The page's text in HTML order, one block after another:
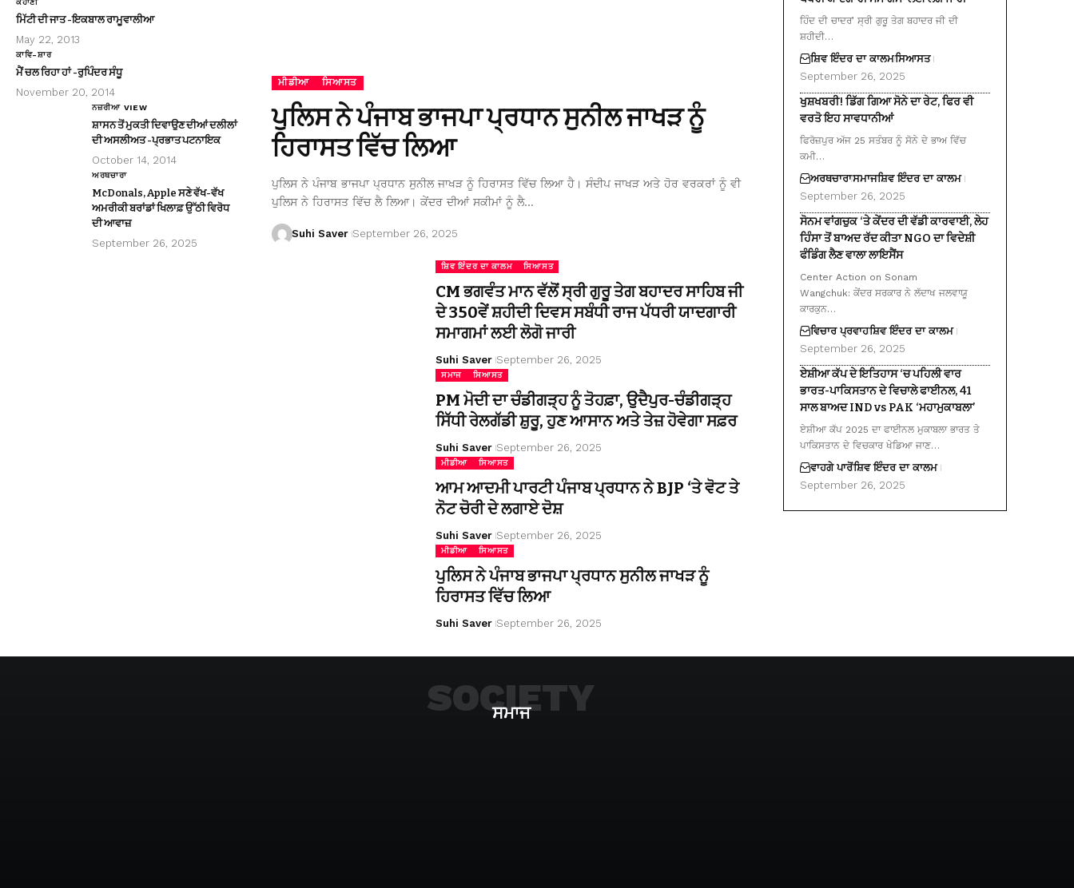
ਮਿੱਟੀ ਦੀ ਜਾਤ -ਇਕਬਾਲ ਰਾਮੂਵਾਲੀਆ
May 22, 2013
ਕਾਵਿ-ਸ਼ਾਰ
ਮੈਂ ਚਲ ਰਿਹਾ ਹਾਂ -ਰੁਪਿੰਦਰ ਸੰਧੂ
November 20, 2014
ਨਜ਼ਰੀਆ VIEW
ਸ਼ਾਸਨ ਤੋਂ ਮੁਕਤੀ ਦਿਵਾਉਣ ਦੀਆਂ ਦਲੀਲਾਂ
ਦੀ ਅਸਲੀਅਤ -ਪ੍ਰਭਾਤ ਪਟਨਾਇਕ
October 14, 2014
ਅਰਥਚਾਰਾ
McDonals, Apple ਸਣੇ ਵੱਖ-ਵੱਖ
ਅਮਰੀਕੀ ਬਰਾਂਡਾਂ ਖਿਲਾਫ਼ ਉੱਠੀ ਵਿਰੋਧ
ਦੀ ਆਵਾਜ਼
September 26, 2025
ਮੀਡੀਆ ਸਿਆਸਤ
ਪੁਲਿਸ ਨੇ ਪੰਜਾਬ ਭਾਜਪਾ ਪ੍ਰਧਾਨ ਸੁਨੀਲ ਜਾਖੜ ਨੂੰ
ਹਿਰਾਸਤ ਵਿੱਚ ਲਿਆ
ਪੁਲਿਸ ਨੇ ਪੰਜਾਬ ਭਾਜਪਾ ਪ੍ਰਧਾਨ ਸੁਨੀਲ ਜਾਖੜ ਨੂੰ ਹਿਰਾਸਤ ਵਿੱਚ ਲਿਆ ਹੈ। ਸੰਦੀਪ ਜਾਖੜ ਅਤੇ ਹੋਰ ਵਰਕਰਾਂ ਨੂੰ ਵੀ
ਪੁਲਿਸ ਨੇ ਹਿਰਾਸਤ ਵਿੱਚ ਲੈ ਲਿਆ। ਕੇਂਦਰ ਦੀਆਂ ਸਕੀਮਾਂ ਨੂੰ ਲੈ…
Suhi Saver September 26, 2025
ਸ਼ਿਵ ਇੰਦਰ ਦਾ ਕਾਲਮ ਸਿਆਸਤ
CM ਭਗਵੰਤ ਮਾਨ ਵੱਲੋਂ ਸ੍ਰੀ ਗੁਰੂ ਤੇਗ ਬਹਾਦਰ ਸਾਹਿਬ ਜੀ
ਦੇ 350ਵੇਂ ਸ਼ਹੀਦੀ ਦਿਵਸ ਸਬੰਧੀ ਰਾਜ ਪੱਧਰੀ ਯਾਦਗਾਰੀ
ਸਮਾਗਮਾਂ ਲਈ ਲੋਗੋ ਜਾਰੀ
Suhi Saver September 26, 2025
ਸਮਾਜ ਸਿਆਸਤ
PM ਮੋਦੀ ਦਾ ਚੰਡੀਗੜ੍ਹ ਨੂੰ ਤੋਹਫ਼ਾ, ਉਦੈਪੁਰ-ਚੰਡੀਗੜ੍ਹ
ਸਿੱਧੀ ਰੇਲਗੱਡੀ ਸ਼ੁਰੂ, ਹੁਣ ਆਸਾਨ ਅਤੇ ਤੇਜ਼ ਹੋਵੇਗਾ ਸਫ਼ਰ
Suhi Saver September 26, 2025
ਮੀਡੀਆ ਸਿਆਸਤ
ਆਮ ਆਦਮੀ ਪਾਰਟੀ ਪੰਜਾਬ ਪ੍ਰਧਾਨ ਨੇ BJP ‘ਤੇ ਵੋਟ ਤੇ
ਨੋਟ ਚੋਰੀ ਦੇ ਲਗਾਏ ਦੋਸ਼
Suhi Saver September 26, 2025
ਮੀਡੀਆ ਸਿਆਸਤ
ਪੁਲਿਸ ਨੇ ਪੰਜਾਬ ਭਾਜਪਾ ਪ੍ਰਧਾਨ ਸੁਨੀਲ ਜਾਖੜ ਨੂੰ
ਹਿਰਾਸਤ ਵਿੱਚ ਲਿਆ
Suhi Saver September 26, 2025
ਹਿੰਦ ਦੀ ਚਾਦਰ’ ਸ੍ਰੀ ਗੁਰੂ ਤੇਗ ਬਹਾਦਰ ਜੀ ਦੀ
ਸ਼ਹੀਦੀ…
ਸ਼ਿਵ ਇੰਦਰ ਦਾ ਕਾਲਮਸਿਆਸਤ
September 26, 2025
ਖੁਸ਼ਖਬਰੀ! ਡਿੱਗ ਗਿਆ ਸੋਨੇ ਦਾ ਰੇਟ, ਫਿਰ ਵੀ
ਵਰਤੋ ਇਹ ਸਾਵਧਾਨੀਆਂ
ਫਿਰੋਜ਼ਪੁਰ ਅੱਜ 25 ਸਤੰਬਰ ਨੂੰ ਸੋਨੇ ਦੇ ਭਾਅ ਵਿੱਚ
ਕਮੀ…
ਅਰਥਚਾਰਾਸਮਾਜਸ਼ਿਵ ਇੰਦਰ ਦਾ ਕਾਲਮ
September 26, 2025
ਸੋਨਮ ਵਾਂਗਚੁਕ ‘ਤੇ ਕੇਂਦਰ ਦੀ ਵੱਡੀ ਕਾਰਵਾਈ, ਲੇਹ
ਹਿੰਸਾ ਤੋਂ ਬਾਅਦ ਰੱਦ ਕੀਤਾ NGO ਦਾ ਵਿਦੇਸ਼ੀ
ਫੰਡਿੰਗ ਲੈਣ ਵਾਲਾ ਲਾਇਸੈਂਸ
Center Action on Sonam
Wangchuk: ਕੇਂਦਰ ਸਰਕਾਰ ਨੇ ਲੱਦਾਖ ਜਲਵਾਯੂ
ਕਾਰਕੁਨ…
ਵਿਚਾਰ ਪ੍ਰਵਾਹਸ਼ਿਵ ਇੰਦਰ ਦਾ ਕਾਲਮ
September 26, 2025
ਏਸ਼ੀਆ ਕੱਪ ਦੇ ਇਤਿਹਾਸ ‘ਚ ਪਹਿਲੀ ਵਾਰ
ਭਾਰਤ-ਪਾਕਿਸਤਾਨ ਦੇ ਵਿਚਾਲੇ ਫਾਈਨਲ, 41
ਸਾਲ ਬਾਅਦ IND vs PAK ‘ਮਹਾਮੁਕਾਬਲਾ’
ਏਸ਼ੀਆ ਕੱਪ 2025 ਦਾ ਫਾਈਨਲ ਮੁਕਾਬਲਾ ਭਾਰਤ ਤੇ
ਪਾਕਿਸਤਾਨ ਦੇ ਵਿਚਕਾਰ ਖੇਡਿਆ ਜਾਣ…
ਵਾਹਗੇ ਪਾਰੋਂਸ਼ਿਵ ਇੰਦਰ ਦਾ ਕਾਲਮ
September 26, 2025
ਸਮਾਜ
SOCIETY